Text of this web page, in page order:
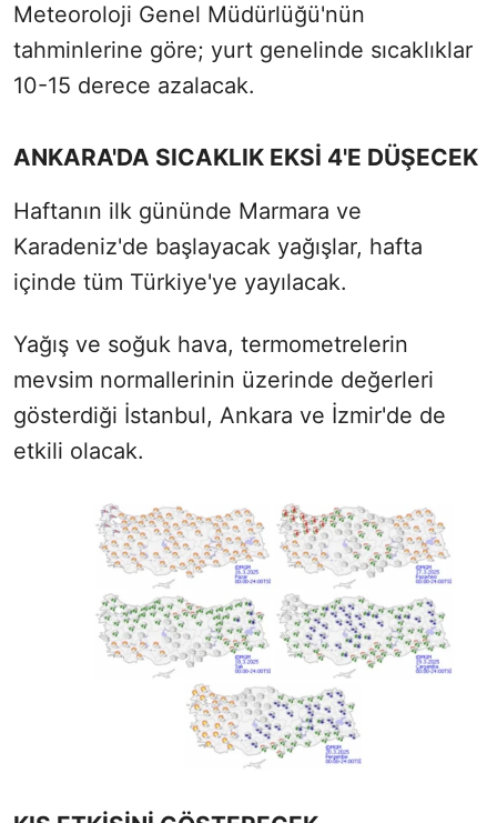
Meteoroloji Genel Müdürlüğü'nün
tahminlerine göre; yurt genelinde sıcaklıklar
10-15 derece azalacak.
ANKARA'DA SICAKLIK EKSİ 4'E DÜŞECEK
Haftanın ilk gününde Marmara ve
Karadeniz'de başlayacak yağışlar, hafta
içinde tüm Türkiye'ye yayılacak.
Yağış ve soğuk hava, termometrelerin
mevsim normallerinin üzerinde değerleri
gösterdiği İstanbul, Ankara ve İzmir'de de
etkili olacak.